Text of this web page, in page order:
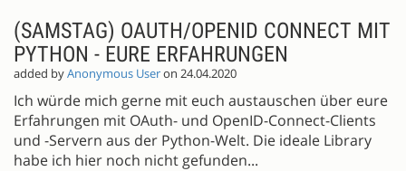
(SAMSTAG) OAUTH/OPENID CONNECT MIT
PYTHON - EURE ERFAHRUNGEN
added byAnonymous Useron 24.04.2020
Ich würde mich gerne mit euch austauschen über eure
Erfahrungen mit OAuth- und OpenID-Connect-Clients
und -Servern aus der Python-Welt. Die ideale Library
habe ich hier noch nicht gefunden...